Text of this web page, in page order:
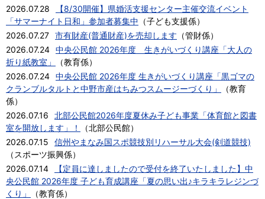
2026.07.28
【8/30開催】県婚活支援センター主催交流イベント
「サマーナイト日和」参加者募集中 （子ども支援係）
2026.07.27 市有財産(普通財産)を売却します （管財係）
2026.07.24 中央公民館 2026年度 生きがいづくり講座「大人の
折り紙教室」
（教育係）
2026.07.24 中央公民館 2026年度 生きがいづくり講座「黒ゴマの
クランブルタルトと中野市産はちみつスムージーづくり」
（教育
係）
2026.07.16
北部公民館2026年度夏休み子ども事業「体育館と図書
室を開放します」！
（北部公民館）
2026.07.15
信州やまなみ国スポ競技別リハーサル大会(剣道競技)
（ スポーツ振興係）
2026.07.14
【定員に達しましたので受付を終了いたしました】中
央公民館 2026年度 子ども育成講座「夏の思い出♪キラキラレジンづ
くり」
（教育係）